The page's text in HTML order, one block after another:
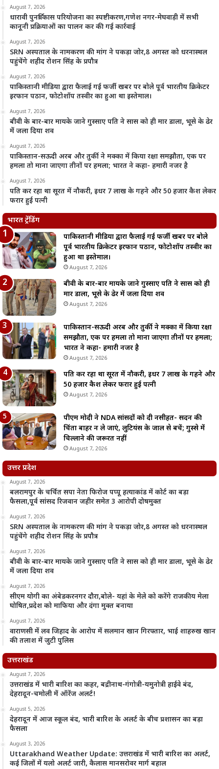
August 7, 2026
धारावी पुनर्विकास परियोजना का स्पष्टीकरण,गणेश नगर-मेघवाड़ी में सभी
कानूनी प्रक्रियाओं का पालन कर की गई कार्रवाई
August 7, 2026
SRN अस्पताल के नामकरण की मांग ने पकड़ा जोर,8 अगस्त को धरनास्थल
पहुंचेंगे शहीद रोशन सिंह के प्रपौत्र
August 7, 2026
पाकिस्तानी मीडिया द्वारा फैलाई गई फर्जी खबर पर बोले पूर्व भारतीय क्रिकेटर
इरफान पठान, फोटोशॉप तस्वीर का हुआ था इस्तेमाल।
August 7, 2026
बीवी के बार-बार मायके जाने गुस्साए पति ने सास को ही मार डाला, भूसे के ढेर
में जला दिया शव
August 7, 2026
पाकिस्तान-सऊदी अरब और तुर्की ने मक्का में किया रक्षा समझौता, एक पर
हमला तो माना जाएगा तीनों पर हमला; भारत ने कहा- हमारी नजर है
August 7, 2026
पति कर रहा था सूरत में नौकरी, इधर 7 लाख के गहने और 50 हजार कैश लेकर
फरार हुई पत्नी
भारत ट्रेंडिंग
पाकिस्तानी मीडिया द्वारा फैलाई गई फर्जी खबर पर बोले
पूर्व भारतीय क्रिकेटर इरफान पठान, फोटोशॉप तस्वीर का
हुआ था इस्तेमाल।
August 7, 2026
बीवी के बार-बार मायके जाने गुस्साए पति ने सास को ही
मार डाला, भूसे के ढेर में जला दिया शव
August 7, 2026
पाकिस्तान-सऊदी अरब और तुर्की ने मक्का में किया रक्षा
समझौता, एक पर हमला तो माना जाएगा तीनों पर हमला;
भारत ने कहा- हमारी नजर है
August 7, 2026
पति कर रहा था सूरत में नौकरी, इधर 7 लाख के गहने और
50 हजार कैश लेकर फरार हुई पत्नी
August 7, 2026
पीएम मोदी ने NDA सांसदों को दी नसीहत- सदन की
चिंता बाहर न ले जाएं, लुटियंस के जाल से बचें; गुस्से में
चिल्लाने की जरूरत नहीं
August 7, 2026
उत्तर प्रदेश
August 7, 2026
बलरामपुर के चर्चित सपा नेता फिरोज पप्पू हत्याकांड में कोर्ट का बड़ा
फैसला,पूर्व सांसद रिजवान जहीर समेत 3 आरोपी दोषमुक्त
August 7, 2026
SRN अस्पताल के नामकरण की मांग ने पकड़ा जोर,8 अगस्त को धरनास्थल
पहुंचेंगे शहीद रोशन सिंह के प्रपौत्र
August 7, 2026
बीवी के बार-बार मायके जाने गुस्साए पति ने सास को ही मार डाला, भूसे के ढेर
में जला दिया शव
August 7, 2026
सीएम योगी का अंबेडकरनगर दौरा,बोले- यहां के मेले को करेंगे राजकीय मेला
घोषित,प्रदेश को माफिया और दंगा मुक्त बनाया
August 7, 2026
वाराणसी में लव जिहाद के आरोप में सलमान खान गिरफ्तार, भाई शाहरुख खान
की तलाश में जुटी पुलिस
उत्तराखंड
August 7, 2026
उत्तराखंड में भारी बारिश का कहर, बद्रीनाथ-गंगोत्री-यमुनोत्री हाईवे बंद,
देहरादून-चमोली में ऑरेंज अलर्ट!
August 5, 2026
देहरादून में आज स्कूल बंद, भारी बारिश के अलर्ट के बीच प्रशासन का बड़ा
फैसला
August 3, 2026
Uttarakhand Weather Update: उत्तराखंड में भारी बारिश का अलर्ट,
कई जिलों में यलो अलर्ट जारी, कैलास मानसरोवर मार्ग बहाल